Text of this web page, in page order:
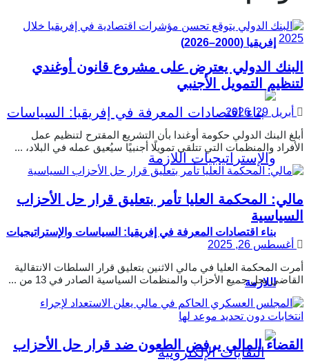
إفريقيا (2000–2026)
بناء اقتصادات المعرفة في إفريقيا: السياسات والإستراتيجيات
اللازمة
البنك الدولي يعترض على مشروع قانون أوغندي
لتنظيم التمويل الأجنبي
أبريل 29, 2026
أبلغ البنك الدولي حكومة أوغندا بأن التشريع المقترح لتنظيم عمل
الأفراد والمنظمات التي تتلقى تمويلًا أجنبيًا سيُعيق عمله في البلاد، ...
مالي: المحكمة العليا تأمر بتعليق قرار حل الأحزاب
السياسية
أغسطس 26, 2025
أمرت المحكمة العليا في مالي الاثنين بتعليق قرار السلطات الانتقالية
القاضي بحل جميع الأحزاب والمنظمات السياسية الصادر في 13 من ...
القضاء المالي يرفض الطعون ضد قرار حل الأحزاب